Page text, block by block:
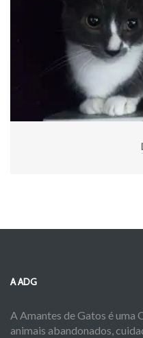
A ADG
A Amantes de Gatos é uma
animais abandonados,